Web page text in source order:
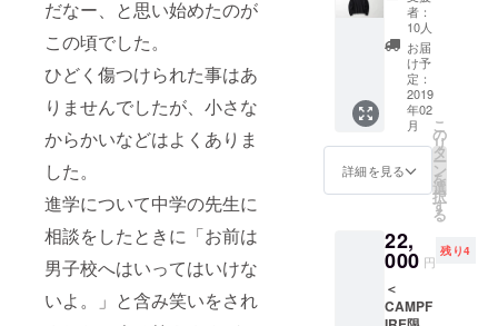
だなー、と思い始めたのが
この頃でした。
ひどく傷つけられた事はあ
りませんでしたが、小さな
からかいなどはよくありま
した。
進学について中学の先生に
相談をしたときに「お前は
男子校へはいってはいけな
いよ。」と含み笑いをされ
ド北青
山ビル
1F 消費
税／送
料込み
ト本文
をご覧
くださ
い。 ・
ビュー
イベン
ト 日
程：
2019年
（金）※
定 会
場：東
区北青
山3-5-
ト本文
をご覧
くださ
い。 消
費税／
送料込
ウェッ
ト＞ リ
バーシ
ブル仕
様で
す。 カ
ラー：
チャ
コール
グレー
サイ
ズ：ユ
クスサ
イズ ※
サイ
ズ、デ
ザイン
者：
10人
お届
け予
定：
2019
年02
月
詳細を見る
こ
の
リ
タ
ー
ン
を
選
択
す
る
22,
000 円
残り4
＜
CAMPF